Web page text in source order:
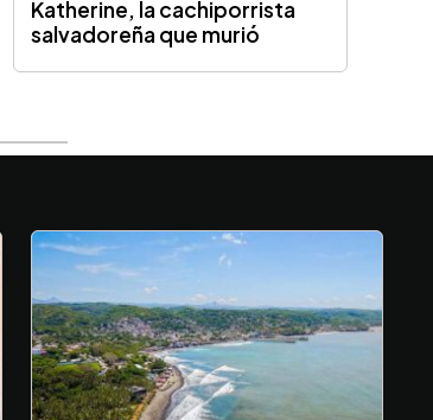
Katherine, la cachiporrista
salvadoreña que murió